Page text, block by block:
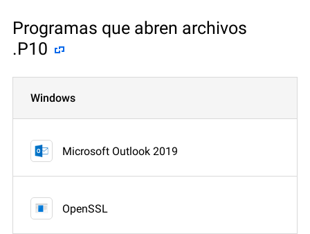
Programas que abren archivos
.P10
Windows
Microsoft Outlook 2019
OpenSSL